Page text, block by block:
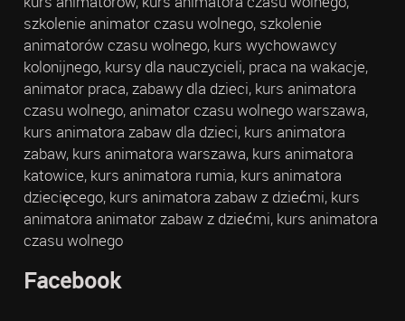
szkolenie animator czasu wolnego, szkolenie
animatorów czasu wolnego, kurs wychowawcy
kolonijnego, kursy dla nauczycieli, praca na wakacje,
animator praca, zabawy dla dzieci, kurs animatora
czasu wolnego, animator czasu wolnego warszawa,
kurs animatora zabaw dla dzieci, kurs animatora
zabaw, kurs animatora warszawa, kurs animatora
katowice, kurs animatora rumia, kurs animatora
dziecięcego, kurs animatora zabaw z dziećmi, kurs
animatora animator zabaw z dziećmi, kurs animatora
czasu wolnego
Facebook